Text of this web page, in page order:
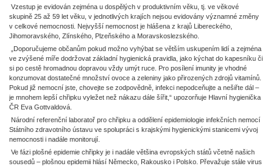
Vzestup je evidován zejména u dospělých v produktivním věku, tj. ve věkové
skupině 25 až 59 let věku, v jednotlivých krajích nejsou evidovány významné změny
v celkové nemocnosti. Nejvyšší nemocnost je hlášena z krajů Libereckého,
Jihomoravského, Zlínského, Plzeňského a Moravskoslezského.
„Doporučujeme občanům pokud možno vyhýbat se větším uskupením lidí a zejména
ve zvýšené míře dodržovat základní hygienická pravidla, jako kýchat do kapesníku či
si po cestě hromadnou dopravou vždy umýt ruce. Pro posílení imunity je vhodné
konzumovat dostatečné množství ovoce a zeleniny jako přirozených zdrojů vitamínů.
Pokud již nemocní jste, chovejte se zodpovědně, infekci nepodceňujte a nešiřte dál –
je mnohem lepší chřipku vyležet než nákazu dále šířit,“ upozorňuje Hlavní hygienička
ČR Eva Gottvaldová.
Národní referenční laboratoř pro chřipku a oddělení epidemiologie infekčních nemocí
Státního zdravotního ústavu ve spolupráci s krajskými hygienickými stanicemi vývoj
nemocnosti i nadále monitorují.
Ve fázi plošné epidemie chřipky je i nadále většina evropských států včetně našich
sousedů – plošnou epidemii hlásí Německo, Rakousko i Polsko. Převažuje stále virus